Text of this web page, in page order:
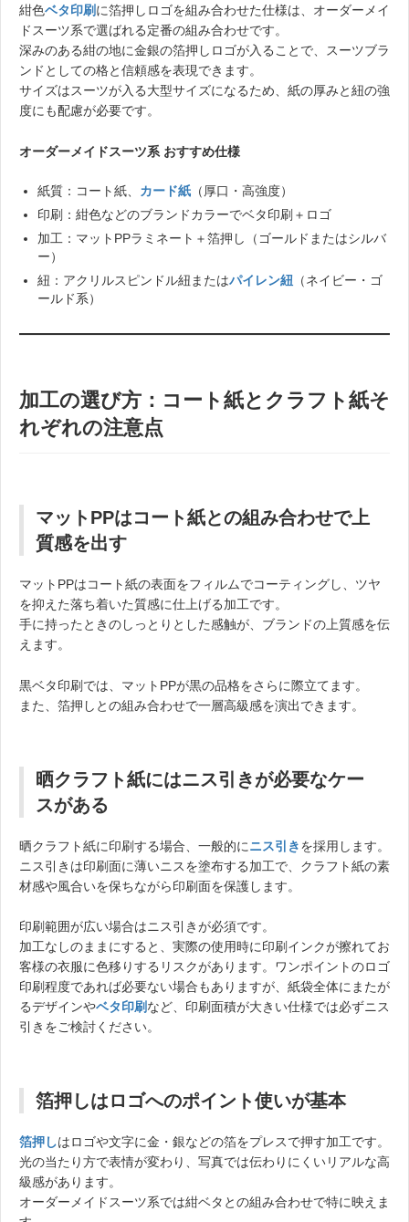
紺色ベタ印刷に箔押しロゴを組み合わせた仕様は、オーダーメイ
ドスーツ系で選ばれる定番の組み合わせです。
深みのある紺の地に金銀の箔押しロゴが入ることで、スーツブラ
ンドとしての格と信頼感を表現できます。
サイズはスーツが入る大型サイズになるため、紙の厚みと紐の強
度にも配慮が必要です。
オーダーメイドスーツ系 おすすめ仕様
紙質：コート紙、 カード紙 （厚口・高強度）
印刷：紺色などのブランドカラーでベタ印刷＋ロゴ
加工：マットPPラミネート＋箔押し（ゴールドまたはシルバ
ー）
紐：アクリルスピンドル紐またはパイレン紐 （ネイビー・ゴ
ールド系）
加工の選び方：コート紙とクラフト紙そ
れぞれの注意点
マットPPはコート紙との組み合わせで上
質感を出す
マットPPはコート紙の表面をフィルムでコーティングし、ツヤ
を抑えた落ち着いた質感に仕上げる加工です。
手に持ったときのしっとりとした感触が、ブランドの上質感を伝
えます。
黒ベタ印刷では、マットPPが黒の品格をさらに際立てます。
また、箔押しとの組み合わせで一層高級感を演出できます。
晒クラフト紙にはニス引きが必要なケー
スがある
晒クラフト紙に印刷する場合、一般的にニス引きを採用します。
ニス引きは印刷面に薄いニスを塗布する加工で、クラフト紙の素
材感や風合いを保ちながら印刷面を保護します。
印刷範囲が広い場合はニス引きが必須です。
加工なしのままにすると、実際の使用時に印刷インクが擦れてお
客様の衣服に色移りするリスクがあります。ワンポイントのロゴ
印刷程度であれば必要ない場合もありますが、紙袋全体にまたが
るデザインやベタ印刷など、印刷面積が大きい仕様では必ずニス
引きをご検討ください。
箔押しはロゴへのポイント使いが基本
箔押しはロゴや文字に金・銀などの箔をプレスで押す加工です。
光の当たり方で表情が変わり、写真では伝わりにくいリアルな高
級感があります。
オーダーメイドスーツ系では紺ベタとの組み合わせで特に映えま